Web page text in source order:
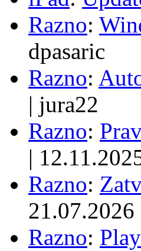
Razno:
dpasaric
Razno:
| jura22
Razno:
|
Razno:
21.07.2026
Razno: